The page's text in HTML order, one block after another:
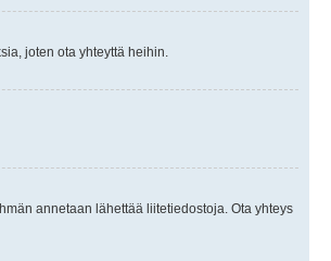
joten ota yhteyttä heihin.
annetaan lähettää liitetiedostoja. Ota yhteys